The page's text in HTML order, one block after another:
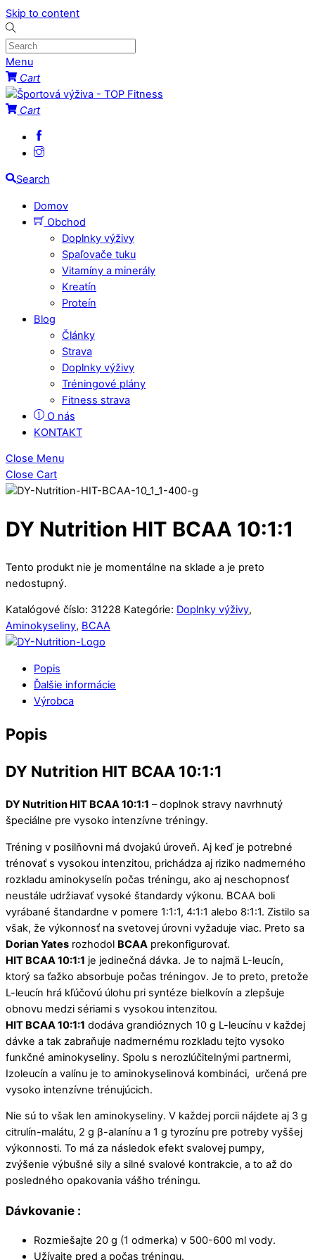
Skip to content
Menu
Cart
Cart
Search
Domov
Obchod
Doplnky výživy
Spaľovače tuku
Vitamíny a minerály
Kreatín
Proteín
Blog
Články
Strava
Doplnky výživy
Tréningové plány
Fitness strava
O nás
KONTAKT
Close Menu
Close Cart
DY Nutrition HIT BCAA 10:1:1
Tento produkt nie je momentálne na sklade a je preto
nedostupný.
Katalógové číslo: 31228 Kategórie: Doplnky výživy,
Aminokyseliny, BCAA
Popis
Ďalšie informácie
Výrobca
Popis
DY Nutrition HIT BCAA 10:1:1
DY Nutrition HIT BCAA 10:1:1 – doplnok stravy navrhnutý
špeciálne pre vysoko intenzívne tréningy.
Tréning v posilňovni má dvojakú úroveň. Aj keď je potrebné
trénovať s vysokou intenzitou, prichádza aj riziko nadmerného
rozkladu aminokyselín počas tréningu, ako aj neschopnosť
neustále udržiavať vysoké štandardy výkonu. BCAA boli
vyrábané štandardne v pomere 1:1:1, 4:1:1 alebo 8:1:1. Zistilo sa
však, že výkonnosť na svetovej úrovni vyžaduje viac. Preto sa
Dorian Yates rozhodol BCAA prekonfigurovať.
HIT BCAA 10:1:1 je jedinečná dávka. Je to najmä L-leucín,
ktorý sa ťažko absorbuje počas tréningov. Je to preto, pretože
L-leucín hrá kľúčovú úlohu pri syntéze bielkovín a zlepšuje
obnovu medzi sériami s vysokou intenzitou.
HIT BCAA 10:1:1 dodáva grandióznych 10 g L-leucínu v každej
dávke a tak zabraňuje nadmernému rozkladu tejto vysoko
funkčné aminokyseliny. Spolu s nerozlúčitelnými partnermi,
Izoleucín a valínu je to aminokyselinová kombináci, určená pre
vysoko intenzívne trénujúcich.
Nie sú to však len aminokyseliny. V každej porcii nájdete aj 3 g
citrulín-malátu, 2 g β-alanínu a 1 g tyrozínu pre potreby vyššej
výkonnosti. To má za následok efekt svalovej pumpy,
zvýšenie výbušné sily a silné svalové kontrakcie, a to až do
posledného opakovania vášho tréningu.
Dávkovanie :
Rozmiešajte 20 g (1 odmerka) v 500-600 ml vody.
Užívajte pred a počas tréningu.